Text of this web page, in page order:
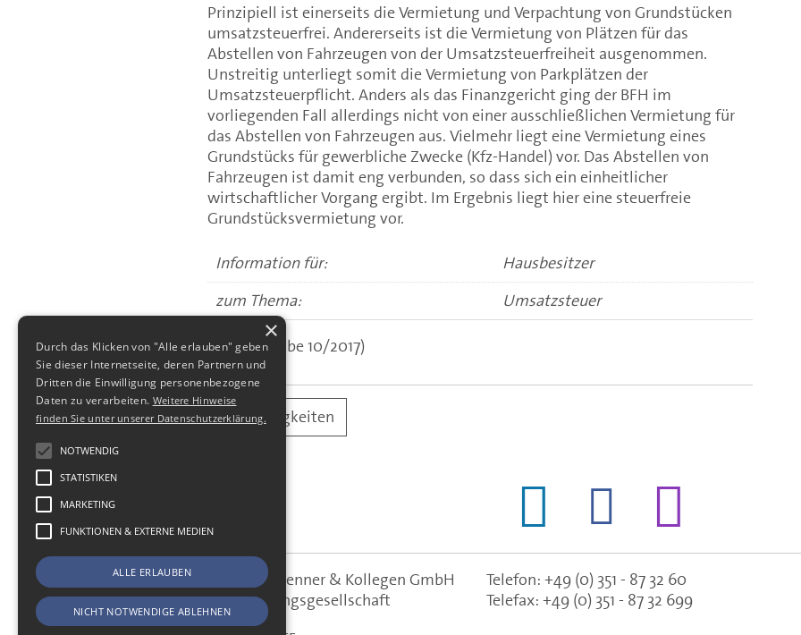
Prinzipiell ist einerseits die Vermietung und Verpachtung von Grundstücken
umsatzsteuerfrei. Andererseits ist die Vermietung von Plätzen für das
Abstellen von Fahrzeugen von der Umsatzsteuerfreiheit ausgenommen.
Unstreitig unterliegt somit die Vermietung von Parkplätzen der
Umsatzsteuerpflicht. Anders als das Finanzgericht ging der BFH im
vorliegenden Fall allerdings nicht von einer ausschließlichen Vermietung für
das Abstellen von Fahrzeugen aus. Vielmehr liegt eine Vermietung eines
Grundstücks für gewerbliche Zwecke (Kfz-Handel) vor. Das Abstellen von
Fahrzeugen ist damit eng verbunden, so dass sich ein einheitlicher
wirtschaftlicher Vorgang ergibt. Im Ergebnis liegt hier eine steuerfreie
Grundstücksvermietung vor.
Information für:
Hausbesitzer
zum Thema:
Umsatzsteuer
(aus: Ausgabe 10/2017)
alle Neuigkeiten
SBS
SBS Richter, Trenner & Kollegen GmbH
Steuerberatungsgesellschaft
Telefon: +49 (0) 351 - 87 32 60
Telefax: +49 (0) 351 - 87 32 699
×
Durch das Klicken von "Alle erlauben" geben
Sie dieser Internetseite, deren Partnern und
Dritten die Einwilligung personenbezogene
Daten zu verarbeiten. Weitere Hinweise
finden Sie unter unserer Datenschutzerklärung.
NOTWENDIG
STATISTIKEN
MARKETING
FUNKTIONEN & EXTERNE MEDIEN
ALLE ERLAUBEN
NICHT NOTWENDIGE ABLEHNEN